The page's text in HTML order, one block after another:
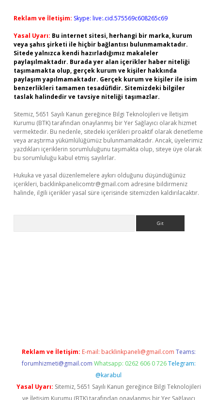
Reklam ve İletişim: Skype: live:.cid.575569c608265c69
Yasal Uyarı: Bu internet sitesi, herhangi bir marka, kurum
veya şahıs şirketi ile hiçbir bağlantısı bulunmamaktadır.
Sitede yalnızca kendi hazırladığımız makaleler
paylaşılmaktadır. Burada yer alan içerikler haber niteliği
taşımamakta olup, gerçek kurum ve kişiler hakkında
paylaşım yapılmamaktadır. Gerçek kurum ve kişiler ile isim
benzerlikleri tamamen tesadüfidir. Sitemizdeki bilgiler
taslak halindedir ve tavsiye niteliği taşımazlar.
Sitemiz, 5651 Sayılı Kanun gereğince Bilgi Teknolojileri ve İletişim
Kurumu (BTK) tarafından onaylanmış bir Yer Sağlayıcı olarak hizmet
vermektedir. Bu nedenle, sitedeki içerikleri proaktif olarak denetleme
veya araştırma yükümlülüğümüz bulunmamaktadır. Ancak, üyelerimiz
yazdıkları içeriklerin sorumluluğunu taşımakta olup, siteye üye olarak
bu sorumluluğu kabul etmiş sayılırlar.
Hukuka ve yasal düzenlemelere aykırı olduğunu düşündüğünüz
içerikleri, backlinkpanelicomtr@gmail.com adresine bildirmeniz
halinde, ilgili içerikler yasal süre içerisinde sitemizden kaldırılacaktır.
Reklam ve İletişim: E-mail: backlinkpaneli@gmail.com Teams:
forumhizmeti@gmail.com Whatsapp: 0262 606 0 726 Telegram:
@karabul
Yasal Uyarı: Sitemiz, 5651 Sayılı Kanun gereğince Bilgi Teknolojileri
ve İletişim Kurumu (BTK) tarafından onaylanmış bir Yer Sağlayıcı